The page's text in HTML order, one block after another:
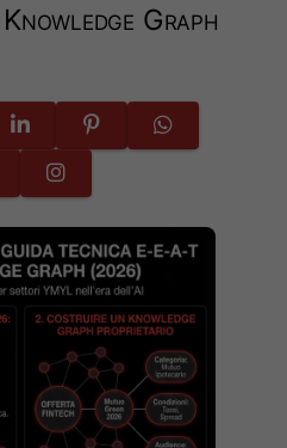
Graph